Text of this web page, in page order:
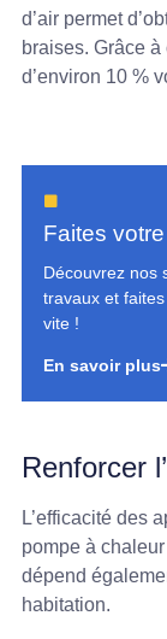
d’air permet
braises. Grâce
d’environ 10 %
Faites
Découvrez nos
travaux et
vite !
En savoir plus
Renforcer
L’efficacité des
pompe à
dépend
habitation.